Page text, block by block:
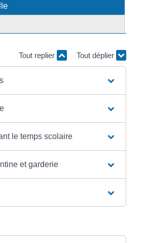
Tout replier Tout déplier
le temps scolaire
et garderie